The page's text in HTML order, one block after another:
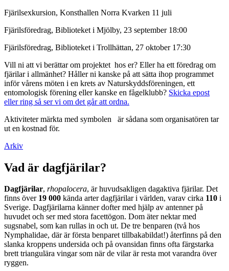
Fjärilsexkursion, Konsthallen Norra Kvarken 11 juli
Fjärilsföredrag, Biblioteket i Mjölby, 23 september 18:00
Fjärilsföredrag, Biblioteket i Trollhättan, 27 oktober 17:30
Vill ni att vi berättar om projektet hos er? Eller ha ett föredrag om
fjärilar i allmänhet? Håller ni kanske på att sätta ihop programmet
inför vårens möten i en krets av Naturskyddsföreningen, ett
entomologisk förening eller kanske en fågelklubb? Skicka epost
eller ring så ser vi om det går att ordna.
Aktiviteter märkta med symbolen
är sådana som organisatören tar
ut en kostnad för.
Arkiv
Vad är dagfjärilar?
Dagfjärilar, rhopalocera, är huvudsakligen dagaktiva fjärilar. Det
finns över 19 000 kända arter dagfjärilar i världen, varav cirka 110 i
Sverige. Dagfjärilarna känner dofter med hjälp av antenner på
huvudet och ser med stora facettögon. Dom äter nektar med
sugsnabel, som kan rullas in och ut. De tre benparen (två hos
Nymphalidae, där är första benparet tillbakabildat!) återfinns på den
slanka kroppens undersida och på ovansidan finns ofta färgstarka
brett triangulära vingar som när de vilar är resta mot varandra över
ryggen.